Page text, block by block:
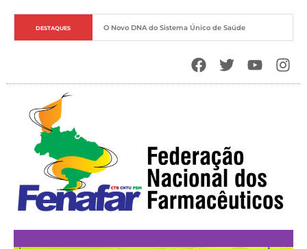
DESTAQUES O Novo DNA do Sistema Único de Saúde